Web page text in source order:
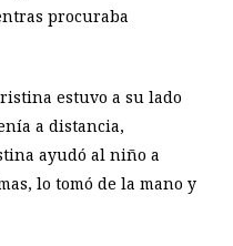
procuraba
estuvo a su lado
a distancia,
ayudó al niño a
lo tomó de la mano y